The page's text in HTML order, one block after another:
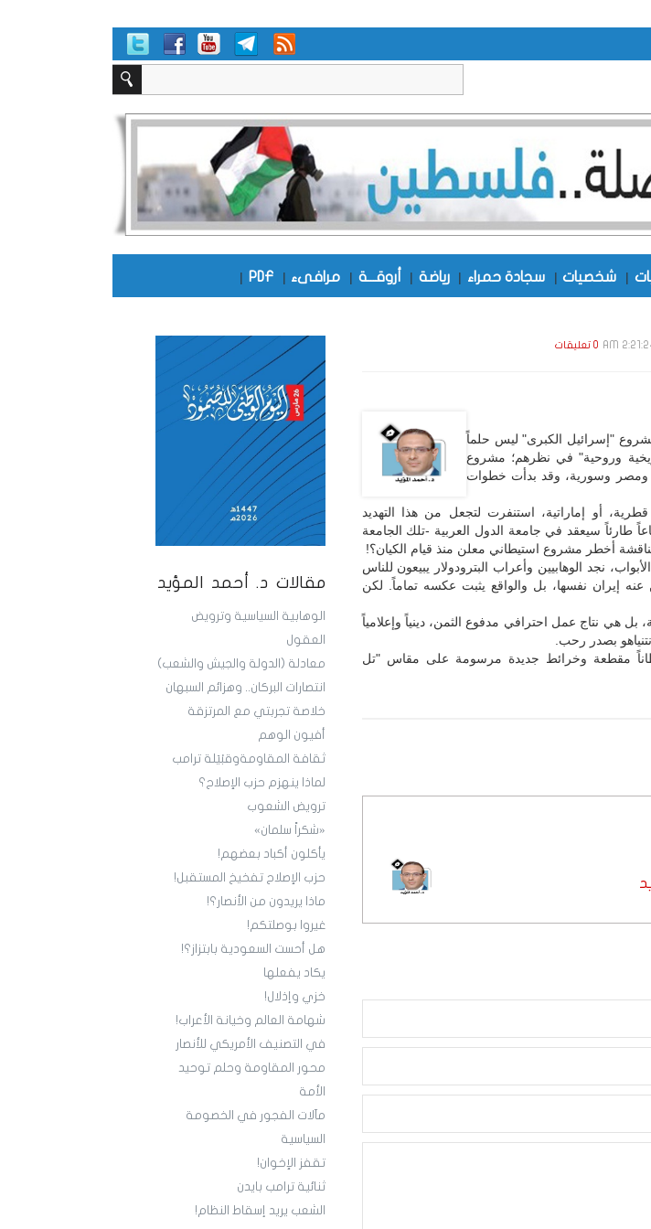
| شخصيات | سجادة حمراء | رياضة | أروقـــة | مرافىء |
PDF
|
مقالات د. أحمد المؤيد
الوهابية السياسية وترويض
العقول
معادلة (الدولة والجيش والشعب)
انتصارات البركان.. وهزائم السبهان
خلاصة تجربتي مع المرتزقة
أفيون الوهم
ثقافة المقاومةوقبْيَلة ترامب
لماذا ينهزم حزب الإصلاح؟
ترويض الشعوب
«شكراً سلمان»
يأكلون أكباد بعضهم!
حزب الإصلاح تفخيخ المستقبل!
ماذا يريدون من الأنصار؟!
غيروا بوصلتكم!
هل أحست السعودية بابتزاز؟!
يكاد يفعلها
خزي وإذلال!
شهامة العالم وخيانة الأعراب!
في التصنيف الأمريكي للأنصار
محور المقاومة وحلم توحيد
الأمة
مآلات الفجور في الخصومة
السياسية
تقفز الإخوان!
ثنائية ترامب بايدن
الشعب يريد إسقاط النظام!
0 تعليقات
"إسرائيل الكبرى" ليس حلماً
وروحية" في نظرهم؛ مشروع
ومصر وسورية، وقد بدأت خطوات
أو إماراتية، استنفرت لتجعل من هذا التهديد
طارئاً سيعقد في جامعة الدول العربية -تلك الجامعة
أخطر مشروع استيطاني معلن منذ قيام الكيان؟!
نجد الوهابيين وأعراب البترودولار يبيعون للناس
عنه إيران نفسها، بل والواقع يثبت عكسه تماماً. لكن
بل هي نتاج عمل احترافي مدفوع الثمن، دينياً وإعلامياً
بصدر رحب.
مقطعة وخرائط جديدة مرسومة على مقاس "تل